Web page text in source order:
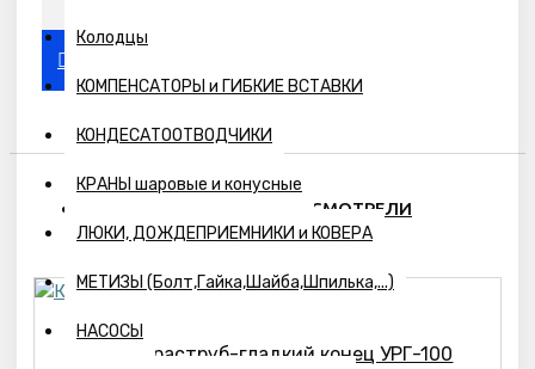
Колодцы
КОМПЕНСАТОРЫ и ГИБКИЕ ВСТАВКИ
КОНДЕСАТООТВОДЧИКИ
КРАНЫ шаровые и конусные
ЛЮКИ, ДОЖДЕПРИЕМНИКИ и КОВЕРА
МЕТИЗЫ (Болт,Гайка,Шайба,Шпилька,...)
НАСОСЫ
ВЫ СМОТРЕЛИ
Колено раструб-гладкий конец УРГ-100